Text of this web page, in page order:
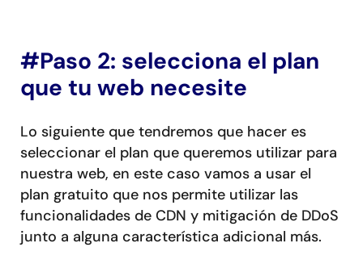
#Paso 2: selecciona el plan
que tu web necesite
Lo siguiente que tendremos que hacer es
seleccionar el plan que queremos utilizar para
nuestra web, en este caso vamos a usar el
plan gratuito que nos permite utilizar las
funcionalidades de CDN y mitigación de DDoS
junto a alguna característica adicional más.